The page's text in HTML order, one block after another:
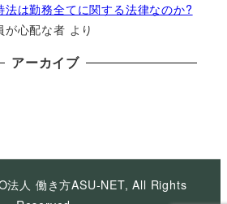
は勤務全てに関する法律なのか?
が心配な者 より
アーカイブ
法人 働き方ASU-NET, All Rights